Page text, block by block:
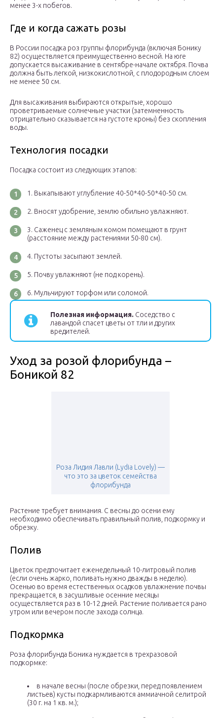
менее 3-х побегов.
Где и когда сажать розы
В России посадка роз группы флорибунда (включая Бонику
82) осуществляется преимущественно весной. На юге
допускается высаживание в сентябре-начале октября. Почва
должна быть легкой, низкокислотной, с плодородным слоем
не менее 50 см.
Для высаживания выбираются открытые, хорошо
проветриваемые солнечные участки (затемненность
отрицательно сказывается на густоте кроны) без скопления
воды.
Технология посадки
Посадка состоит из следующих этапов:
Выкапывают углубление 40-50*40-50*40-50 см.
Вносят удобрение, землю обильно увлажняют.
Саженец с земляным комом помещают в грунт
(расстояние между растениями 50-80 см).
Пустоты засыпают землей.
Почву увлажняют (не под корень).
Мульчируют торфом или соломой.
Полезная информация. Соседство с
лавандой спасет цветы от тли и других
вредителей.
Уход за розой флорибунда –
Боникой 82
Роза Лидия Лавли (Lydia Lovely) —
что это за цветок семейства
флорибунда
Растение требует внимания. С весны до осени ему
необходимо обеспечивать правильный полив, подкормку и
обрезку.
Полив
Цветок предпочитает еженедельный 10-литровый полив
(если очень жарко, поливать нужно дважды в неделю).
Осенью во время естественных осадков увлажнение почвы
прекращается, в засушливые осенние месяцы
осуществляется раз в 10-12 дней. Растение поливается рано
утром или вечером после захода солнца.
Подкормка
Роза флорибунда Боника нуждается в трехразовой
подкормке:
в начале весны (после обрезки, перед появлением
листьев) кусты подкармливаются аммиачной селитрой
(30 г. на 1 кв. м.);